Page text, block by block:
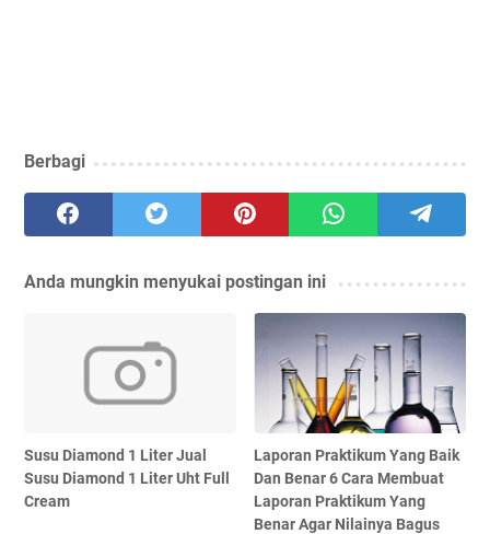
Berbagi
Anda mungkin menyukai postingan ini
Susu Diamond 1 Liter Jual
Susu Diamond 1 Liter Uht Full
Cream
Laporan Praktikum Yang Baik
Dan Benar 6 Cara Membuat
Laporan Praktikum Yang
Benar Agar Nilainya Bagus